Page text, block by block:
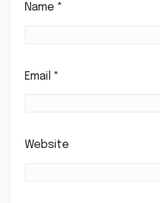
Name *
Email *
Website